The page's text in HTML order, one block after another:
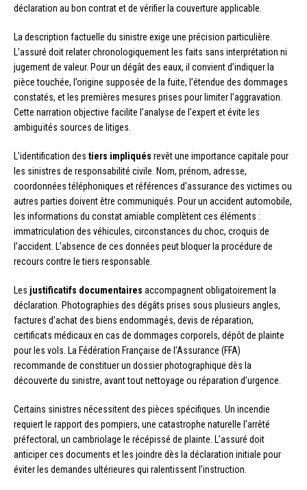
déclaration au bon contrat et de vérifier la couverture applicable.
La description factuelle du sinistre exige une précision particulière.
L’assuré doit relater chronologiquement les faits sans interprétation ni
jugement de valeur. Pour un dégât des eaux, il convient d’indiquer la
pièce touchée, l’origine supposée de la fuite, l’étendue des dommages
constatés, et les premières mesures prises pour limiter l’aggravation.
Cette narration objective facilite l’analyse de l’expert et évite les
ambiguïtés sources de litiges.
L’identification des tiers impliqués revêt une importance capitale pour
les sinistres de responsabilité civile. Nom, prénom, adresse,
coordonnées téléphoniques et références d’assurance des victimes ou
autres parties doivent être communiqués. Pour un accident automobile,
les informations du constat amiable complètent ces éléments :
immatriculation des véhicules, circonstances du choc, croquis de
l’accident. L’absence de ces données peut bloquer la procédure de
recours contre le tiers responsable.
Les justificatifs documentaires accompagnent obligatoirement la
déclaration. Photographies des dégâts prises sous plusieurs angles,
factures d’achat des biens endommagés, devis de réparation,
certificats médicaux en cas de dommages corporels, dépôt de plainte
pour les vols. La Fédération Française de l’Assurance (FFA)
recommande de constituer un dossier photographique dès la
découverte du sinistre, avant tout nettoyage ou réparation d’urgence.
Certains sinistres nécessitent des pièces spécifiques. Un incendie
requiert le rapport des pompiers, une catastrophe naturelle l’arrêté
préfectoral, un cambriolage le récépissé de plainte. L’assuré doit
anticiper ces documents et les joindre dès la déclaration initiale pour
éviter les demandes ultérieures qui ralentissent l’instruction.